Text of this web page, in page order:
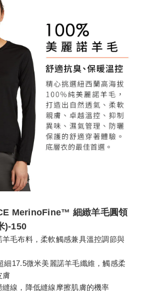
MerinoFine™ 細緻羊毛圓領
)-150
毛布料，柔軟觸感兼具溫控調節與
17.5微米美麗諾羊毛纖維，觸感柔
膚
線，降低縫線摩擦肌膚的機率